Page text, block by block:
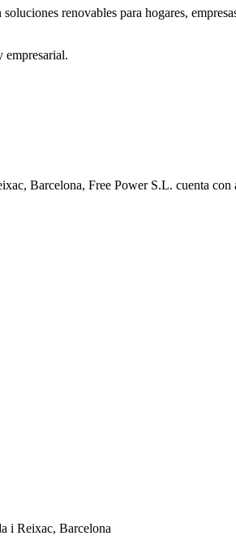
soluciones renovables para hogares,
empresarial.
Barcelona, Free Power S.L. cuenta
i Reixac, Barcelona